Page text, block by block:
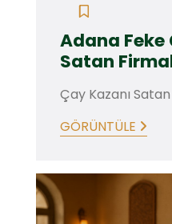
Adana Feke
Satan
Çay Kazanı
GÖRÜNTÜLE